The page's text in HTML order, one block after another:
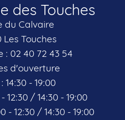
des Touches
du Calvaire
Les Touches
: 02 40 72 43 54
d'ouverture
14:30 - 19:00
12:30 / 14:30 - 19:00
- 12:30 / 14:30 - 19:00